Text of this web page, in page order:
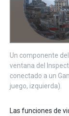
Un componente
ventana del
conectado a un
juego, izquierda).
Las funciones de